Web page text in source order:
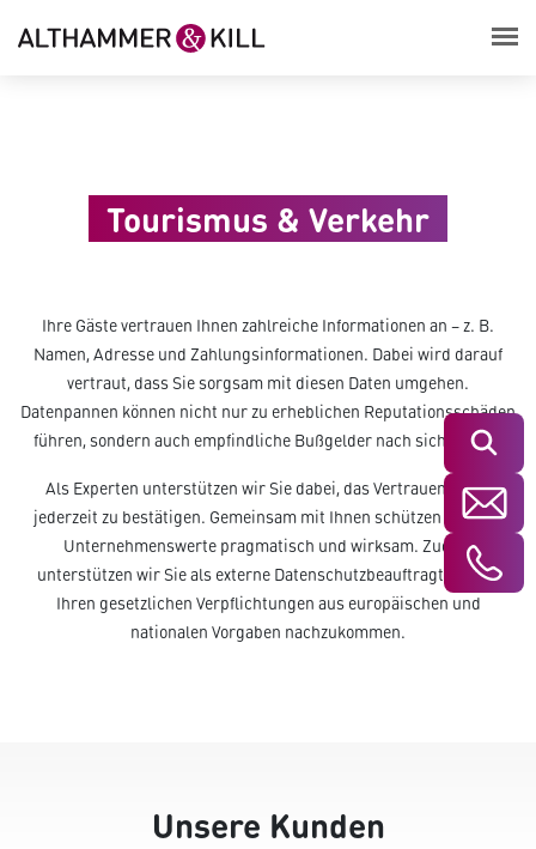
Suchen
Tourismus & Verkehr
Ihre Gäste vertrauen Ihnen zahlreiche Informationen an – z. B.
Namen, Adresse und Zahlungsinformationen. Dabei wird darauf
vertraut, dass Sie sorgsam mit diesen Daten umgehen.
Datenpannen können nicht nur zu erheblichen Reputationsschäden
führen, sondern auch empfindliche Bußgelder nach sich ziehen.
Als Experten unterstützen wir Sie dabei, das Vertrauen in Sie
jederzeit zu bestätigen. Gemeinsam mit Ihnen schützen wir Ihre
Unternehmenswerte pragmatisch und wirksam. Zudem
unterstützen wir Sie als externe Datenschutzbeauftragte dabei,
Ihren gesetzlichen Verpflichtungen aus europäischen und
nationalen Vorgaben nachzukommen.
Unsere Kunden